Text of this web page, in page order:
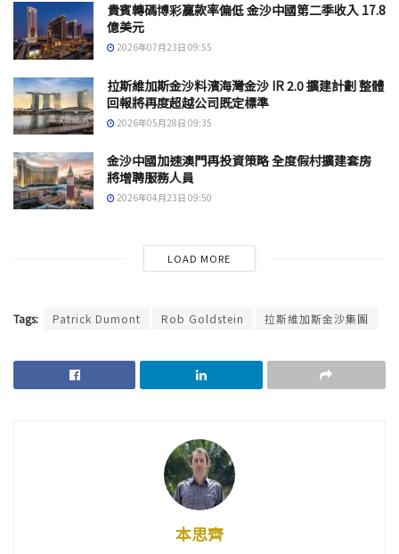
貴賓轉碼博彩贏款率偏低 金沙中國第二季收入 17.8
億美元
2026年07月23日 09:55
拉斯維加斯金沙料濱海灣金沙 IR 2.0 擴建計劃 整體
回報將再度超越公司既定標準
2026年05月28日 09:35
金沙中國加速澳門再投資策略 全度假村擴建套房
將增聘服務人員
2026年04月23日 09:50
LOAD MORE
Tags: Patrick Dumont Rob Goldstein 拉斯維加斯金沙集團
本思齊